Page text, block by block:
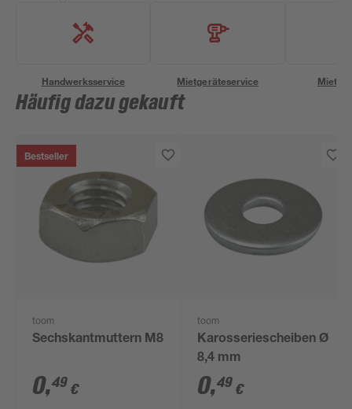
Handwerksservice Mietgeräteservice
Häufig dazu gekauft
Bestseller
toom
Sechskantmuttern M8
0,49 €
toom
Karosseriescheiben Ø
8,4 mm
0,49 €